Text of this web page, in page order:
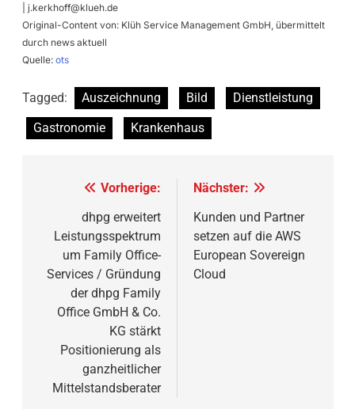
j.kerkhoff@klueh.de
Original-Content von: Klüh Service Management GmbH, übermittelt
durch news aktuell
Quelle: ots
Tagged: Auszeichnung Bild
Dienstleistung
Gastronomie
Krankenhaus
Beitragsnavigation
Vorherige:
dhpg erweitert
Leistungsspektrum
um Family Office-
Services / Gründung
der dhpg Family
Office GmbH & Co.
KG stärkt
Positionierung als
ganzheitlicher
Mittelstandsberater
Nächster:
Kunden und Partner
setzen auf die AWS
European Sovereign
Cloud